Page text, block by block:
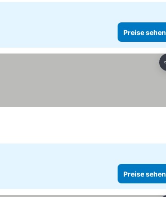
Preise sehen
Preise sehen